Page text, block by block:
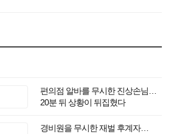
편의점 알바를 무시한 진상손님…
20분 뒤 상황이 뒤집혔다
경비원을 무시한 재벌 후계자…